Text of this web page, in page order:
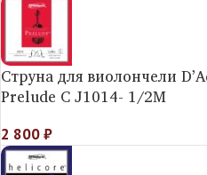
Струна для виолончели
Prelude C J1014- 1/2M
2 800₽